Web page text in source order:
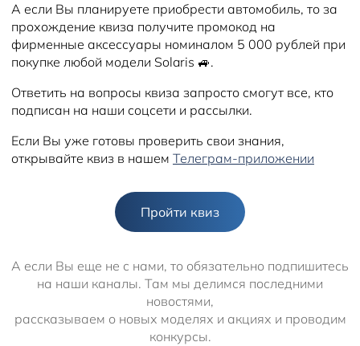
А если Вы планируете приобрести автомобиль, то за
прохождение квиза получите промокод на
фирменные аксессуары номиналом 5 000 рублей при
покупке любой модели Solaris 🚙.
Ответить на вопросы квиза запросто смогут все, кто
подписан на наши соцсети и рассылки.
Если Вы уже готовы проверить свои знания,
открывайте квиз в нашем Телеграм-приложении
Пройти квиз
А если Вы еще не с нами, то обязательно подпишитесь
на наши каналы. Там мы делимся последними
новостями,
рассказываем о новых моделях и акциях и проводим
конкурсы.